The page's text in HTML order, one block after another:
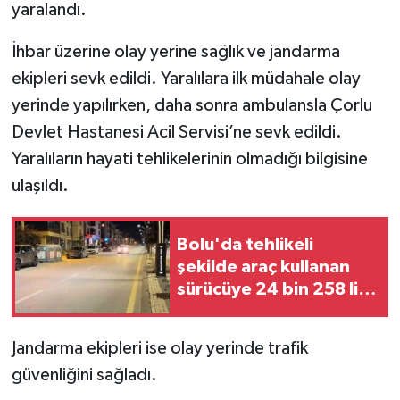
yaralandı.
İhbar üzerine olay yerine sağlık ve jandarma
ekipleri sevk edildi. Yaralılara ilk müdahale olay
yerinde yapılırken, daha sonra ambulansla Çorlu
Devlet Hastanesi Acil Servisi’ne sevk edildi.
Yaralıların hayati tehlikelerinin olmadığı bilgisine
ulaşıldı.
Bolu'da tehlikeli
şekilde araç kullanan
sürücüye 24 bin 258 lira
Jandarma ekipleri ise olay yerinde trafik
güvenliğini sağladı.